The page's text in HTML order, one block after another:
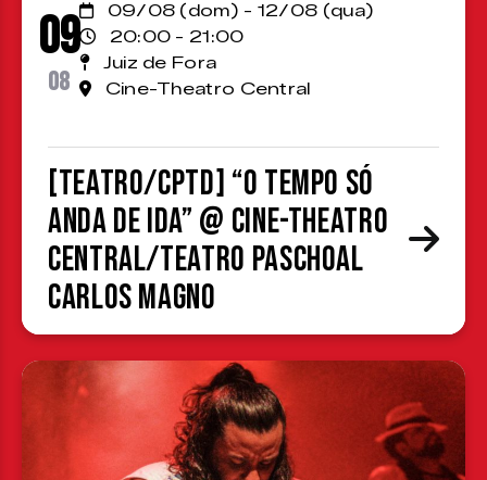
09
08
09/08 (dom) - 12/08 (qua)
20:00 - 21:00
Juiz de Fora
Cine-Theatro Central
[TEATRO/CPTD] “O Tempo Só
Anda de Ida” @ Cine-Theatro
Central/Teatro Paschoal
Carlos Magno